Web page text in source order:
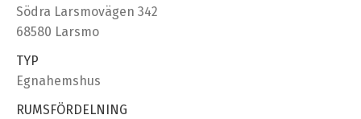
Södra Larsmovägen 342
68580 Larsmo
TYP
Egnahemshus
RUMSFÖRDELNING